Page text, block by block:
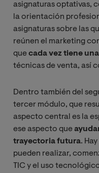
asignaturas optativas,
la orientación
asignaturas sobre las
reúnen el marketing
quecada vez tiene
técnicas de venta, así
Dentro también del
tercer módulo, que
aspecto central es la
ese aspecto que
trayectoria futura.
pueden realizar,
TIC y el uso